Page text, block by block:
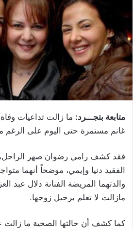
متابعة بتجـــرد: ما زالت تداعيات
غانم مستمرة حتى اليوم على
فقد كشف رامي رضوان صهر الراحل،
الفقيد دنيا وإيمي، موضحاً أنهما
والدتهما المريضة الفنانة دلال عبد
مازالت لا تعلم برحيل زوجها.
كما كشف أن حالتها الصحية ما زالت